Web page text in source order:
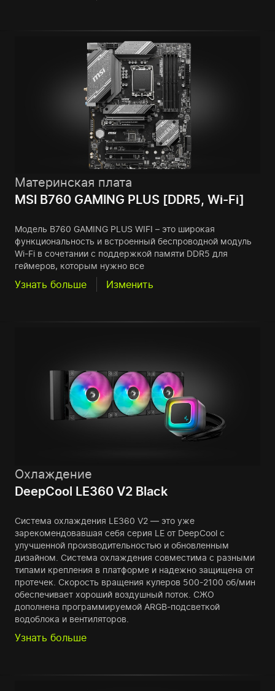
Материнская плата
MSI B760 GAMING PLUS [DDR5, Wi-Fi]
Модель B760 GAMING PLUS WIFI – это широкая
функциональность и встроенный беспроводной модуль
Wi-Fi в сочетании с поддержкой памяти DDR5 для
геймеров, которым нужно все
Узнать больше Изменить
Охлаждение
DeepCool LE360 V2 Black
Система охлаждения LE360 V2 — это уже
зарекомендовавшая себя серия LE от DeepCool с
улучшенной производительностью и обновленным
дизайном. Система охлаждения совместима с разными
типами крепления в платформе и надежно защищена от
протечек. Скорость вращения кулеров 500-2100 об/мин
обеспечивает хороший воздушный поток. СЖО
дополнена программируемой ARGB-подсветкой
водоблока и вентиляторов.
Узнать больше